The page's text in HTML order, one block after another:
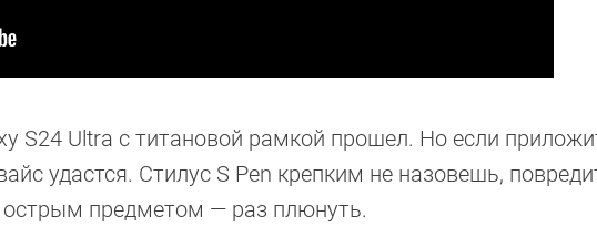
S24 Ultra с титановой рамкой прошел. Но если
удастся. Стилус S Pen крепким не назовешь,
острым предметом — раз плюнуть.